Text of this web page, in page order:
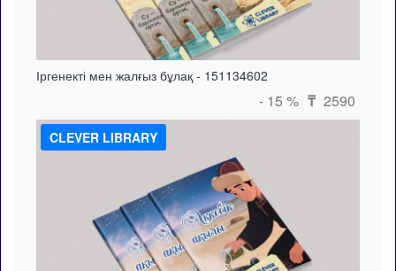
Іргенекті мен жалғыз бұлақ - 151134602
- 15 % ₸ 2590
CLEVER LIBRARY